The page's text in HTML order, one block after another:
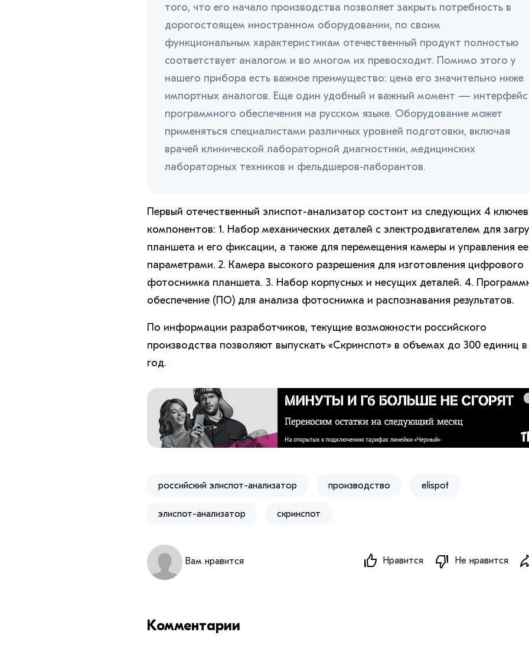
того, что его начало производства позволяет закрыть потребность в
дорогостоящем иностранном оборудовании, по своим
функциональным характеристикам отечественный продукт полностью
соответствует аналогом и во многом их превосходит. Помимо этого у
нашего прибора есть важное преимущество: цена его значительно ниже
импортных аналогов. Еще один удобный и важный момент — интерфейс
программного обеспечения на русском языке. Оборудование может
применяться специалистами различных уровней подготовки, включая
врачей клинической лабораторной диагностики, медицинских
лабораторных техников и фельдшеров-лаборантов.
Первый отечественный элиспот-анализатор состоит из следующих 4
компонентов: 1. Набор механических деталей с электродвигателем для
планшета и его фиксации, а также для перемещения камеры и управления ее
параметрами. 2. Камера высокого разрешения для изготовления цифрового
фотоснимка планшета. 3. Набор корпусных и несущих деталей. 4.
обеспечение (ПО) для анализа фотоснимка и распознавания результатов.
По информации разработчиков, текущие возможности российского
производства позволяют выпускать «Скринспот» в объемах до 300 единиц в
год.
российский элиспот-анализатор производство elispot
элиспот-анализатор скринспот
Вам нравится Нравится Не нравится
Комментарии